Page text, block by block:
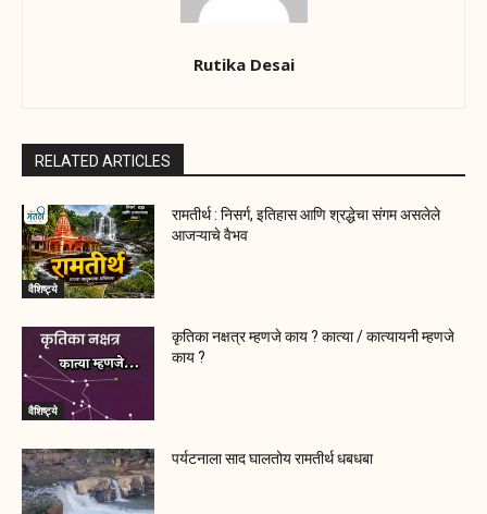
Rutika Desai
RELATED ARTICLES
वैशिष्ट्ये
रामतीर्थ : निसर्ग, इतिहास आणि श्रद्धेचा संगम असलेले
आजऱ्याचे वैभव
वैशिष्ट्ये
कृतिका नक्षत्र म्हणजे काय ? कात्या / कात्यायनी म्हणजे
काय ?
पर्यटनाला साद घालतोय रामतीर्थ धबधबा